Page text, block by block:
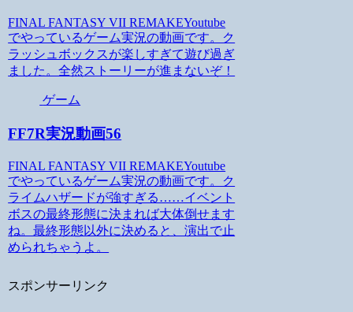
FINAL FANTASY VII REMAKEYoutube
でやっているゲーム実況の動画です。ク
ラッシュボックスが楽しすぎて遊び過ぎ
ました。全然ストーリーが進まないぞ！
ゲーム
FF7R実況動画56
FINAL FANTASY VII REMAKEYoutube
でやっているゲーム実況の動画です。ク
ライムハザードが強すぎる……イベント
ボスの最終形態に決まれば大体倒せます
ね。最終形態以外に決めると、演出で止
められちゃうよ。
スポンサーリンク